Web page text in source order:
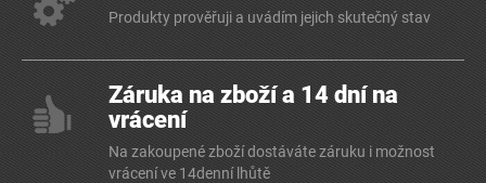
Produkty prověřuji a uvádím jejich skutečný stav
Záruka na zboží a 14 dní na
vrácení
Na zakoupené zboží dostáváte záruku i možnost
vrácení ve 14denní lhůtě